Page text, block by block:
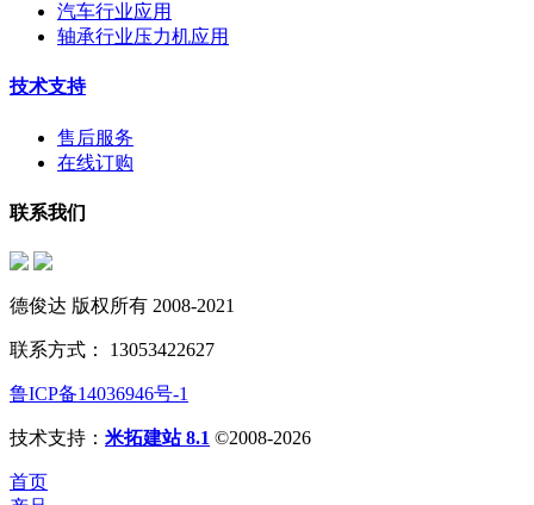
汽车行业应用
轴承行业压力机应用
技术支持
售后服务
在线订购
联系我们
德俊达 版权所有 2008-2021
联系方式： 13053422627
鲁ICP备14036946号-1
技术支持： 米拓建站 8.1 ©2008-2026
首页